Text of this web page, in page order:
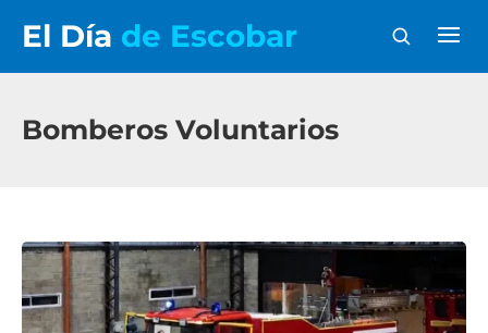
El Día de Escobar
Bomberos Voluntarios